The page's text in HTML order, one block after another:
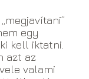
egy
kell iktatni.
azt az
valami